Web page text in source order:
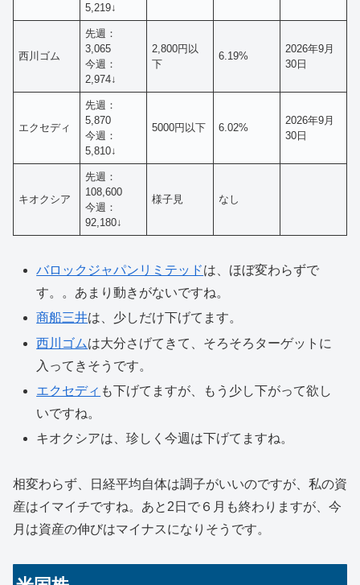
5,219↓
西川ゴム
先週：
3,065
今週：
2,974↓
2,800円以
下
6.19%
2026年9月
30日
エクセディ
先週：
5,870
今週：
5,810↓
5000円以下 6.02%
2026年9月
30日
キオクシア
先週：
108,600
今週：
92,180↓
様子見 なし
バロックジャパンリミテッドは、ほぼ変わらずで
す。。あまり動きがないですね。
商船三井は、少しだけ下げてます。
西川ゴムは大分さげてきて、そろそろターゲットに
入ってきそうです。
エクセディ も下げてますが、もう少し下がって欲し
いですね。
キオクシアは、珍しく今週は下げてますね。
相変わらず、日経平均自体は調子がいいのですが、私の資
産はイマイチですね。あと2日で６月も終わりますが、今
月は資産の伸びはマイナスになりそうです。